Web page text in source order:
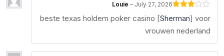
3out
of 5
Louie– July 27, 2026
beste texas holdem poker casino [Sherman] voor
vrouwen nederland